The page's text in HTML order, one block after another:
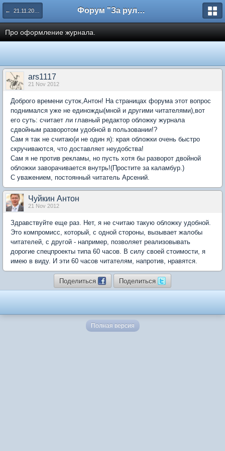
← 21.11.2012 Антон Чуйкин. Горячая линия Форум "За рулем"
Про оформление журнала.
ars1117
21 Nov 2012
Доброго времени суток,Антон! На страницах форума этот вопрос
поднимался уже не единожды(мной и другими читателями),вот
его суть: считает ли главный редактор обложку журнала
сдвойным разворотом удобной в пользовании!?
Сам я так не считаю(и не один я): края обложки очень быстро
скручиваются, что доставляет неудобства!
Сам я не против рекламы, но пусть хотя бы разворот двойной
обложки заворачивается внутрь!(Простите за каламбур.)
С уважением, постоянный читатель Арсений.
Чуйкин Антон
21 Nov 2012
Здравствуйте еще раз. Нет, я не считаю такую обложку удобной.
Это компромисс, который, с одной стороны, вызывает жалобы
читателей, с другой - например, позволяет реализовывать
дорогие спецпроекты типа 60 часов. В силу своей стоимости, я
имею в виду. И эти 60 часов читателям, напротив, нравятся.
Поделиться Поделиться
Полная версия